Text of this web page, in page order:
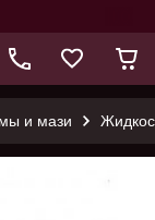
и мази